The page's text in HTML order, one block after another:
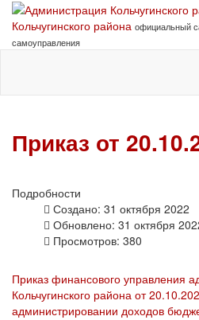
Кольчугинского района официальный
самоуправления
Приказ от
Подробности
Создано: 31 октября 2022
Обновлено: 31 октября
Просмотров: 380
Приказ финансового управления
Кольчугинского района от
администрировании доходов